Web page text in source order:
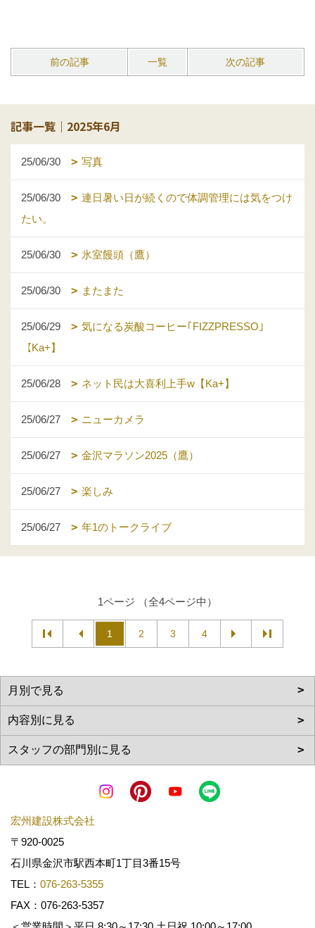
前の記事 一覧 次の記事
記事一覧｜2025年6月
25/06/30 写真
25/06/30
連日暑い日が続くので体調管理には気をつけ
たい。
25/06/30 氷室饅頭（鷹）
25/06/30 またまた
25/06/29
気になる炭酸コーヒー｢FIZZPRESSO｣
【Ka+】
25/06/28 ネット民は大喜利上手w【Ka+】
25/06/27 ニューカメラ
25/06/27 金沢マラソン2025（鷹）
25/06/27 楽しみ
25/06/27 年1のトークライブ
1ページ （全4ページ中）
1 2 3 4
宏州建設株式会社
〒920-0025
石川県金沢市駅西本町1丁目3番15号
TEL： 076-263-5355
FAX：076-263-5357